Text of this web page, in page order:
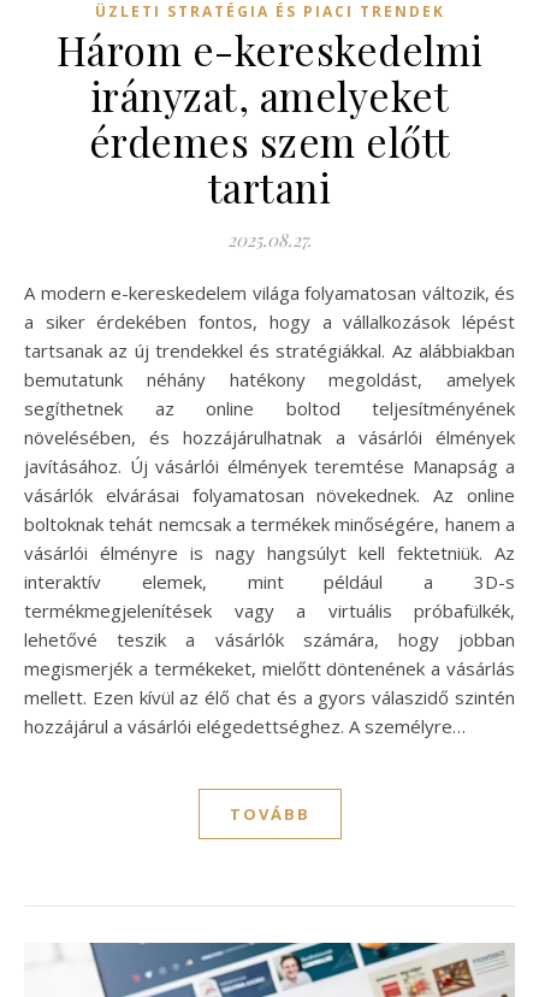
ÜZLETI STRATÉGIA ÉS PIACI TRENDEK
Három e-kereskedelmi
irányzat, amelyeket
érdemes szem előtt
tartani
2025.08.27.
A modern e-kereskedelem világa folyamatosan változik, és
a siker érdekében fontos, hogy a vállalkozások lépést
tartsanak az új trendekkel és stratégiákkal. Az alábbiakban
bemutatunk néhány hatékony megoldást, amelyek
segíthetnek az online boltod teljesítményének
növelésében, és hozzájárulhatnak a vásárlói élmények
javításához. Új vásárlói élmények teremtése Manapság a
vásárlók elvárásai folyamatosan növekednek. Az online
boltoknak tehát nemcsak a termékek minőségére, hanem a
vásárlói élményre is nagy hangsúlyt kell fektetniük. Az
interaktív elemek, mint például a 3D-s
termékmegjelenítések vagy a virtuális próbafülkék,
lehetővé teszik a vásárlók számára, hogy jobban
megismerjék a termékeket, mielőtt döntenének a vásárlás
mellett. Ezen kívül az élő chat és a gyors válaszidő szintén
hozzájárul a vásárlói elégedettséghez. A személyre…
TOVÁBB